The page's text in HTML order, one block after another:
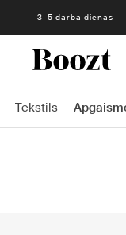
3–5 darba dienas
Tekstils